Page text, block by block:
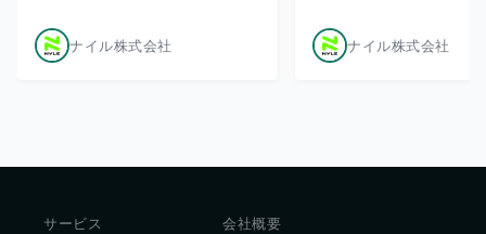
ナイル株式会社 ナイル株式会社
サービス 会社概要